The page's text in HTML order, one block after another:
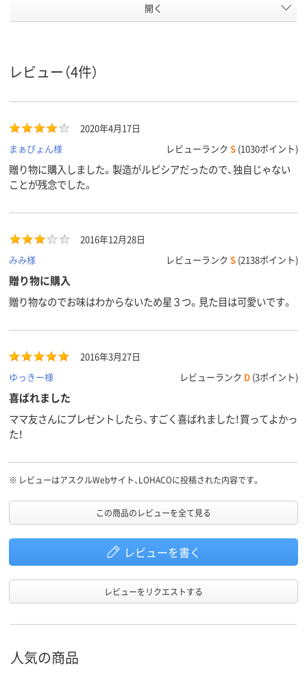
開く
レビュー（4件）
2020年4月17日
まぁぴょん様
レビューランク S (1030ポイント)
贈り物に購入しました。製造がルピシアだったので、独自じゃない
ことが残念でした。
2016年12月28日
みみ様
レビューランク S (2138ポイント)
贈り物に購入
贈り物なのでお味はわからないため星３つ。見た目は可愛いです。
2016年3月27日
ゆっきー様
レビューランク D (3ポイント)
喜ばれました
ママ友さんにプレゼントしたら、すごく喜ばれました！買ってよかっ
た！
※ レビューはアスクルWebサイト、LOHACOに投稿された内容です。
この商品のレビューを全て見る
レビューを書く
レビューをリクエストする
人気の商品